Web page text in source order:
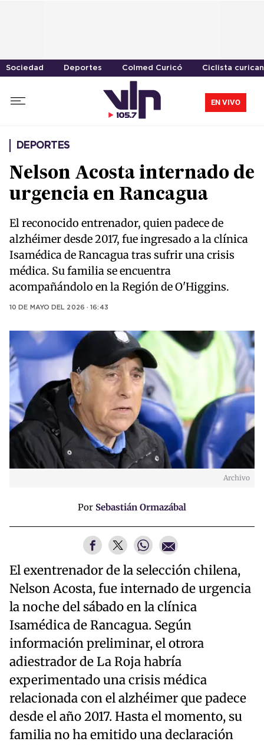
Sociedad Deportes Colmed Curicó Ciclista
EN VIVO
DEPORTES
Nelson Acosta internado de
urgencia en Rancagua
El reconocido entrenador, quien padece de
alzhéimer desde 2017, fue ingresado a la clínica
Isamédica de Rancagua tras sufrir una crisis
médica. Su familia se encuentra
acompañándolo en la Región de O'Higgins.
10 DE MAYO DEL 2026 · 16:43
Archivo
Por Sebastián Ormazábal
El exentrenador de la selección chilena,
Nelson Acosta, fue internado de urgencia
la noche del sábado en la clínica
Isamédica de Rancagua. Según
información preliminar, el otrora
adiestrador de La Roja habría
experimentado una crisis médica
relacionada con el alzhéimer que padece
desde el año 2017. Hasta el momento, su
familia no ha emitido una declaración